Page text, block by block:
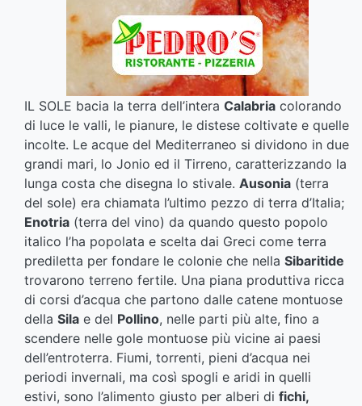
IL SOLE bacia la terra dell’intera Calabria colorando
di luce le valli, le pianure, le distese coltivate e quelle
incolte. Le acque del Mediterraneo si dividono in due
grandi mari, lo Jonio ed il Tirreno, caratterizzando la
lunga costa che disegna lo stivale. Ausonia (terra
del sole) era chiamata l’ultimo pezzo di terra d’Italia;
Enotria (terra del vino) da quando questo popolo
italico l’ha popolata e scelta dai Greci come terra
prediletta per fondare le colonie che nella Sibaritide
trovarono terreno fertile. Una piana produttiva ricca
di corsi d’acqua che partono dalle catene montuose
della Sila e del Pollino, nelle parti più alte, fino a
scendere nelle gole montuose più vicine ai paesi
dell’entroterra. Fiumi, torrenti, pieni d’acqua nei
periodi invernali, ma così spogli e aridi in quelli
estivi, sono l’alimento giusto per alberi di fichi,